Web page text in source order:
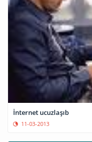
İnternet ucuzlaşıb
11-03-2013